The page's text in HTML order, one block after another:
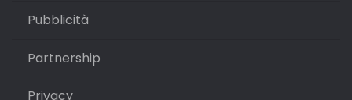
Pubblicità
Partnership
Privacy